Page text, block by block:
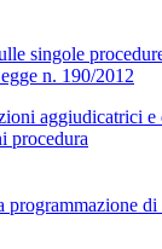
singole
n. 190/2012
aggiudicatrici
procedura
programmazione